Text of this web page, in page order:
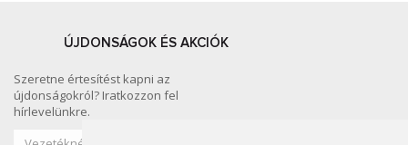
ÚJDONSÁGOK ÉS AKCIÓK
Szeretne értesítést kapni az
újdonságokról? Iratkozzon fel
hírlevelünkre.